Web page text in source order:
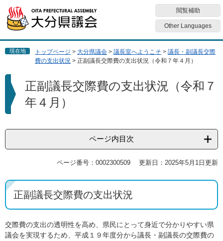
ジ
先
す
ュ
を
し
閲覧補助
Other Languages
現在地 トップページ > 大分県議会 > 議長室へようこそ > 議長・副議長交際
費の支出状況 > 正副議長交際費の支出状況（令和７年４月）
正副議長交際費の支出状況（令和７
年４月）
ページ内目次
ページ番号：0002300509 更新日：2025年5月1日更新
正副議長交際費の支出状況
交際費の支出の透明性を高め、県民にとって身近で分かりやすい県
議会を実現するため、平成１９年度分から議長・副議長の交際費の